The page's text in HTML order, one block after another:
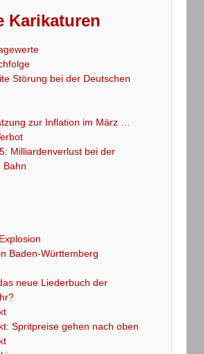
Karikaturen
Störung bei der Deutschen
zur Inflation im März …
Milliardenverlust bei der
Bahn
Baden-Württemberg
neue Liederbuch der
Spritpreise gehen nach oben